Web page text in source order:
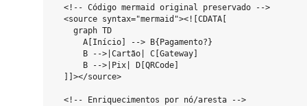
  <!-- Código mermaid original preservado -->
  <source syntax="mermaid"><![CDATA[
    graph TD
      A[Início] --> B{Pagamento?}
      B -->|Cartão| C[Gateway]
      B -->|Pix| D[QRCode]
  ]]></source>
  <!-- Enriquecimentos por nó/aresta -->